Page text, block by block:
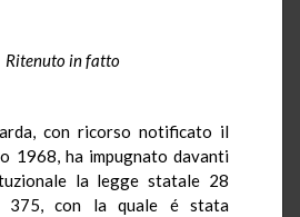
Ritenuto in fatto
con ricorso notificato il
1968, ha impugnato davanti
la legge statale 28
375, con la quale é stata